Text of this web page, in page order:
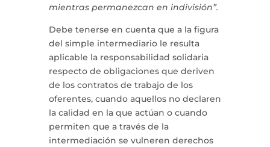
mientras permanezcan en indivisión”.
Debe tenerse en cuenta que a la figura
del simple intermediario le resulta
aplicable la responsabilidad solidaria
respecto de obligaciones que deriven
de los contratos de trabajo de los
oferentes, cuando aquellos no declaren
la calidad en la que actúan o cuando
permiten que a través de la
intermediación se vulneren derechos